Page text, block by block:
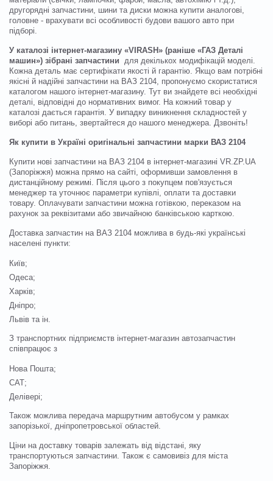
другорядні запчастини, шини та диски можна купити аналогові,
головне - врахувати всі особливості будови вашого авто при
підборі.
У каталозі інтернет-магазину «VIRASH» (раніше «ГАЗ Деталі
машин») зібрані запчастини
для декількох модифікацій моделі.
Кожна деталь має сертифікати якості й гарантію. Якщо вам потрібні
якісні й надійні запчастини на ВАЗ 2104, пропонуємо скористатися
каталогом нашого інтернет-магазину. Тут ви знайдете всі необхідні
деталі, відповідні до нормативних вимог. На кожний товар у
каталозі дається гарантія. У випадку виникнення складностей у
виборі або питань, звертайтеся до нашого менеджера. Дзвоніть!
Як купити в Україні оригінальні запчастини марки ВАЗ 2104
Купити нові запчастини на ВАЗ 2104 в інтернет-магазині VR.ZP.UA
(Запоріжжя) можна прямо на сайті, оформивши замовлення в
дистанційному режимі. Після цього з покупцем пов'язується
менеджер та уточнює параметри купівлі, оплати та доставки
товару. Оплачувати запчастини можна готівкою, переказом на
рахунок за реквізитами або звичайною банківською карткою.
Доставка запчастин на ВАЗ 2104 можлива в будь-які українські
населені пункти:
Київ;
Одеса;
Харків;
Дніпро;
Львів та ін.
З транспортних підприємств інтернет-магазин автозапчастин
співпрацює з
Нова Пошта;
САТ;
Делівері;
Також можлива передача маршрутним автобусом у рамках
запорізької, дніпропетровської областей.
Ціни на доставку товарів залежать від відстані, яку
транспортуються запчастини. Також є самовивіз для міста
Запоріжжя.